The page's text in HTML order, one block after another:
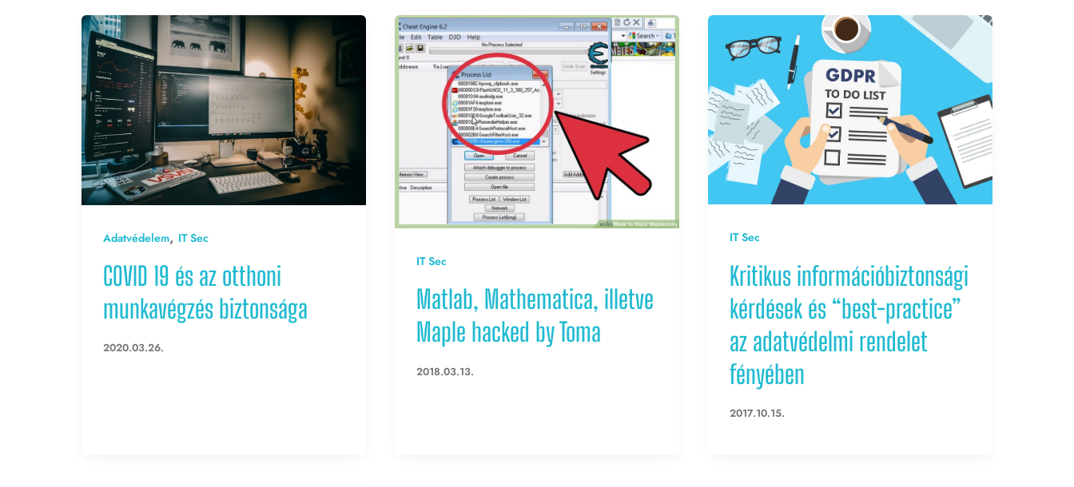
Adatvédelem, IT Sec
COVID 19 és az otthoni
munkavégzés biztonsága
2020.03.26.
IT Sec
Matlab, Mathematica, illetve
Maple hacked by Toma
2018.03.13.
IT Sec
Kritikus információbiztonsági
kérdések és “best-practice”
az adatvédelmi rendelet
fényében
2017.10.15.